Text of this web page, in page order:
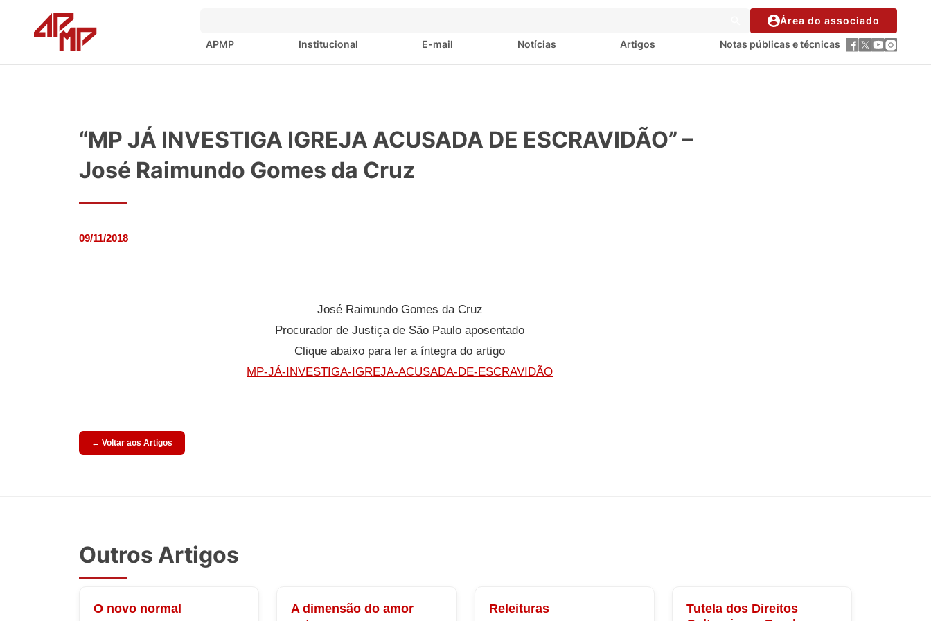
Área do associado
APMP
Institucional E-mail Notícias Artigos Notas públicas e técnicas
“MP JÁ INVESTIGA IGREJA ACUSADA DE ESCRAVIDÃO” –
José Raimundo Gomes da Cruz
09/11/2018
José Raimundo Gomes da Cruz
Procurador de Justiça de São Paulo aposentado
Clique abaixo para ler a íntegra do artigo
MP-JÁ-INVESTIGA-IGREJA-ACUSADA-DE-ESCRAVIDÃO
← Voltar aos Artigos
Outros Artigos
O novo normal
A dimensão do amor
Releituras
Tutela dos Direitos